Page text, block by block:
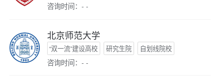
咨询时间：- -
北京师范大学
“双一流”建设高校 研究生院 自划线院校
咨询时间：- -